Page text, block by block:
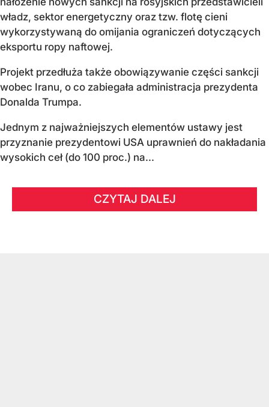
władz, sektor energetyczny oraz tzw. flotę cieni
wykorzystywaną do omijania ograniczeń dotyczących
eksportu ropy naftowej.
Projekt przedłuża także obowiązywanie części sankcji
wobec Iranu, o co zabiegała administracja prezydenta
Donalda Trumpa.
Jednym z najważniejszych elementów ustawy jest
przyznanie prezydentowi USA uprawnień do nakładania
wysokich ceł (do 100 proc.) na...
CZYTAJ DALEJ